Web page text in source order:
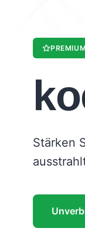
Stärken